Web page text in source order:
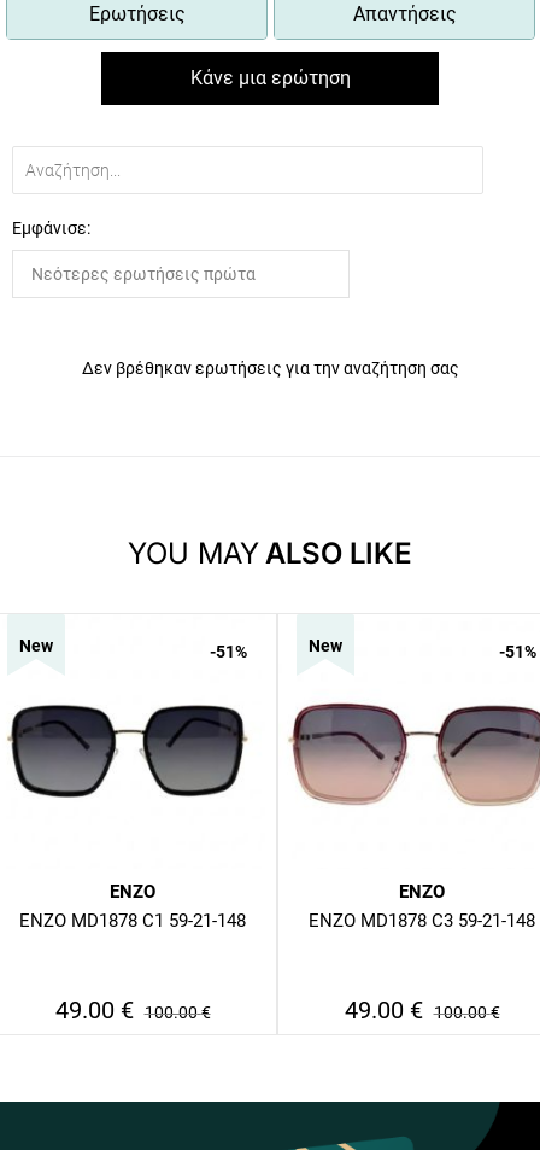
Ερωτήσεις Απαντήσεις
Κάνε μια ερώτηση
Εμφάνισε:
Δεν βρέθηκαν ερωτήσεις για την αναζήτηση σας
YOU MAYALSO LIKE
ENZO
ENZO MD1878 C1 59-21-148
49.00 € 100.00€
New -51%
ENZO
ENZO MD1878 C3 59-21-148
49.00 € 100.00€
New -51%